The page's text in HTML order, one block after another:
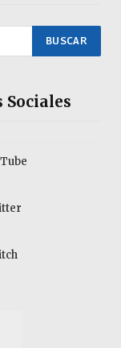
Sociales